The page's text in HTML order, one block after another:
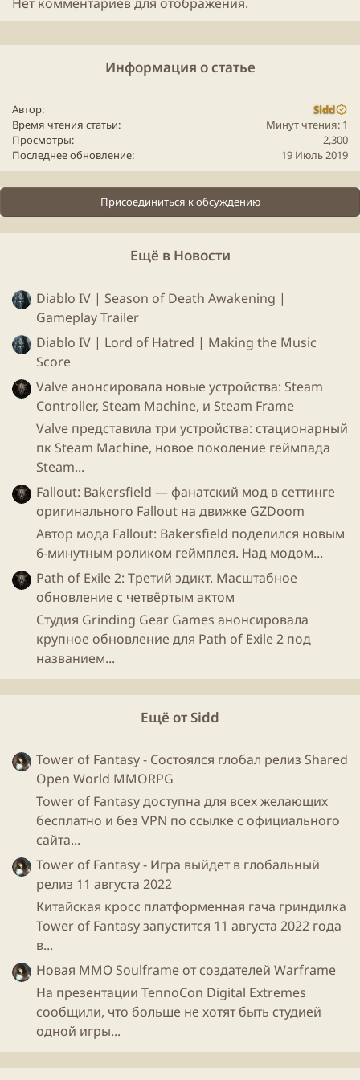
Для того, чтобы запустить игру изSteamвсе равно
требуется запуск стима, но делается все в одну
кнопку.
Есть всевозможный выбор настроек сортировки,
фильтров и закладок. Особенно удобно окошко
поиска и сортировка по установленным/не
установленным играм. В принципе даже в том виде,
потому что я например не знаю где у меня вообще
на компе прячутся origin и uplay и какие там есть
Можно выбирать картинки для фона страницы
и для ярлыка.
Нет комментариев для отображения.
Информация о статье
Автор
Sidd
Время чтения статьи
Минут чтения: 1
Просмотры
2,300
Последнее обновление
19 Июль 2019
Присоединиться к обсуждению
Ещё в Новости
Diablo IV | Season of Death Awakening |
Gameplay Trailer
Diablo IV | Lord of Hatred | Making the Music
Score
Valve анонсировала новые устройства: Steam
Controller, Steam Machine, и Steam Frame
Valve представила три устройства: стационарный
пк Steam Machine, новое поколение геймпада
Steam...
Fallout: Bakersfield — фанатский мод в сеттинге
оригинального Fallout на движке GZDoom
Автор мода Fallout: Bakersfield поделился новым
6-минутным роликом геймплея. Над модом...
Path of Exile 2: Третий эдикт. Масштабное
обновление с четвёртым актом
Студия Grinding Gear Games анонсировала
крупное обновление для Path of Exile 2 под
названием...
Ещё от Sidd
Tower of Fantasy - Состоялся глобал релиз Shared
Open World MMORPG
Tower of Fantasy доступна для всех желающих
бесплатно и без VPN по ссылке с официального
сайта...
Tower of Fantasy - Игра выйдет в глобальный
релиз 11 августа 2022
Китайская кросс платформенная гача гриндилка
Tower of Fantasy запустится 11 августа 2022 года
в...
Новая ММО Soulframe от создателей Warframe
На презентации TennoCon Digital Extremes
сообщили, что больше не хотят быть студией
одной игры...